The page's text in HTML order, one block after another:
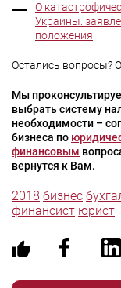
О
Украины:
положения
Остались вопросы?
Мы
выбрать систему
необходимости –
бизнеса по
финансовым
вернутся к Вам.
2018 бизнес
финансист юрист